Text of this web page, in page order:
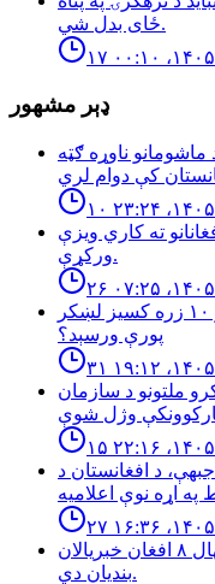
ځای بدل شي.
ډېر مشهور
ماشومانو ناوړه ګټه
په برخه كې (٢٠) زره افغانانو ته كاري ويزې
وركړې.
جمعه خان فاتح څوک دی او څنګه تر ۱۰ زره کسیز لښکر
پورې ورسېد؟
ملتونو د سازمان
د افغانستان د
امسو: د طالبانو په زندانونو كې دا مهال ٨ افغان خبريالان
بنديان دي.